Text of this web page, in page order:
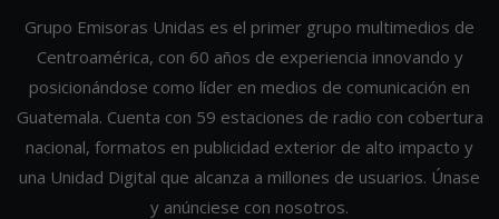
Grupo Emisoras Unidas es el primer grupo multimedios de
Centroamérica, con 60 años de experiencia innovando y
posicionándose como líder en medios de comunicación en
Guatemala. Cuenta con 59 estaciones de radio con cobertura
nacional, formatos en publicidad exterior de alto impacto y
una Unidad Digital que alcanza a millones de usuarios. Únase
y anúnciese con nosotros.